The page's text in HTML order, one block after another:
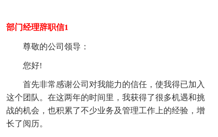
部门经理辞职信1
尊敬的公司领导：
您好!
首先非常感谢公司对我能力的信任，使我得已加入
这个团队。在这两年的时间里，我获得了很多机遇和挑
战的机会，也积累了不少业务及管理工作上的经验，增
长了阅历。